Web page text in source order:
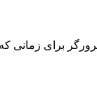
برای زمانی